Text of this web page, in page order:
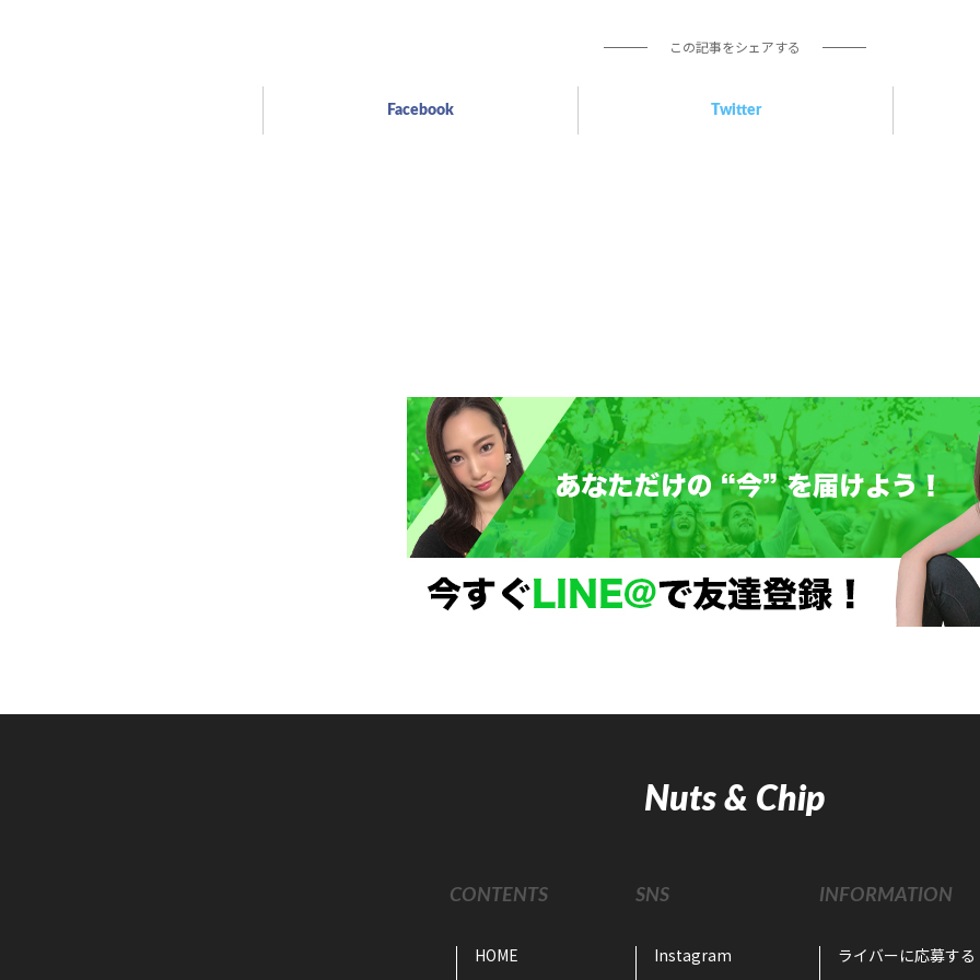
この記事をシェアする
Facebook Twitter
Nuts & Chip
CONTENTS
HOME
SNS
Instagram
INFORMATION
ライバーに応募する